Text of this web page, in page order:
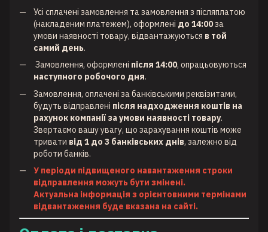
Усі сплачені замовлення та замовлення з післяплатою
(накладеним платежем), оформлені до 14:00за
умови наявності товару, відвантажуються в той
самий день.
Замовлення, оформлені після 14:00, опрацьовуються
наступного робочого дня.
Замовлення, оплачені за банківськими реквізитами,
будуть відправлені після надходження коштів на
рахунок компанії за умови наявності товару.
Звертаємо вашу увагу, що зарахування коштів може
тривати від 1 до 3 банківських днів, залежно від
роботи банків.
У періоди підвищеного навантаження строки
відправлення можуть бути змінені.
Актуальна інформація з орієнтовними термінами
відвантаження буде вказана на сайті.